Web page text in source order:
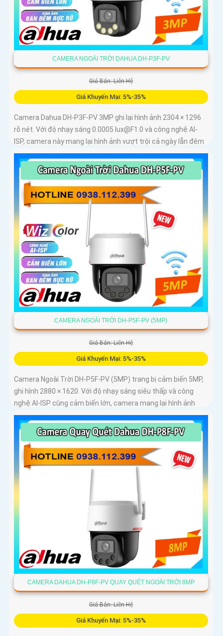
CAMERA NGOÀI TRỜI DAHUA DH-P3F-PV
Giá Bán: Liên Hệ
Giá Khuyến Mại: 5%-35%
Camera Dahua DH-P3F-PV 3MP ghi lại hình ảnh 2304 × 1296
rõ nét. Với độ nhạy sáng 0.0005 lux@F1.0 và công nghệ AI-
ISP, camera này mang lại hình ảnh vượt trội cả ngày lẫn đêm
CAMERA NGOÀI TRỜI DH-P5F-PV (5MP)
Giá Bán: Liên Hệ
Giá Khuyến Mại: 5%-35%
Camera Ngoài Trời DH-P5F-PV (5MP) trang bị cảm biến 5MP,
ghi hình 2880 × 1620. Với độ nhạy sáng siêu thấp và công
nghệ AI-ISP cùng cảm biến lớn, camera mang lại hình ảnh
vượt trội cả ngày lẫn đêm
CAMERA DAHUA DH-P8F-PV QUAY QUÉT NGOÀI TRỜI 8MP
Giá Bán: Liên Hệ
Giá Khuyến Mại: 5%-35%